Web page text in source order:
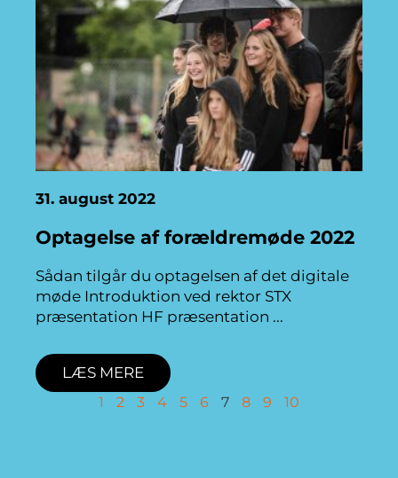
Optagelse af forældremøde 2022
31. august 2022
Sådan tilgår du optagelsen af det digitale
møde Introduktion ved rektor STX
præsentation HF præsentation
LÆS MERE
1 2 3 4 5 6 7 8 9 10